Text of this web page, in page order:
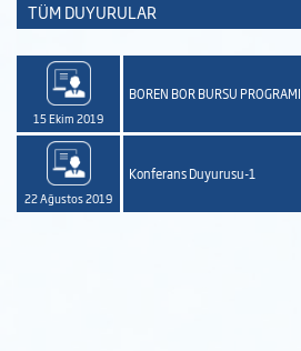
TÜM DUYURULAR
15 Ekim 2019
BOREN BOR BURSU PROGRAMI
22 Ağustos 2019
Konferans Duyurusu-1